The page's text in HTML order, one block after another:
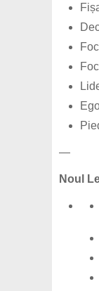
—
Noul